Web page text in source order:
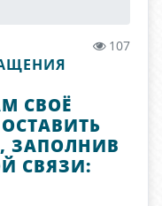
107
СВОЁ
ЗАПОЛНИВ
СВЯЗИ: